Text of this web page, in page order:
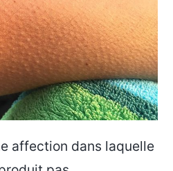
affection dans laquelle